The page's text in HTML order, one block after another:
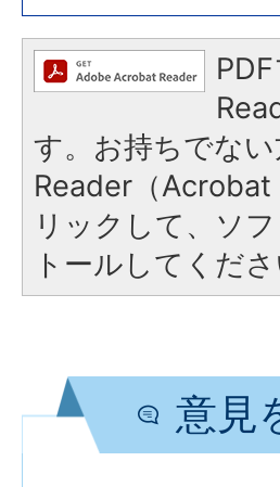
す。お持ちでな
Reader（
リックして、ソ
トールしてくださ
意見